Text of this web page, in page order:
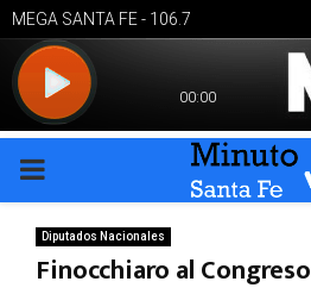
PRIMARY
MENU
Diputados Nacionales
Finocchiaro al Congreso